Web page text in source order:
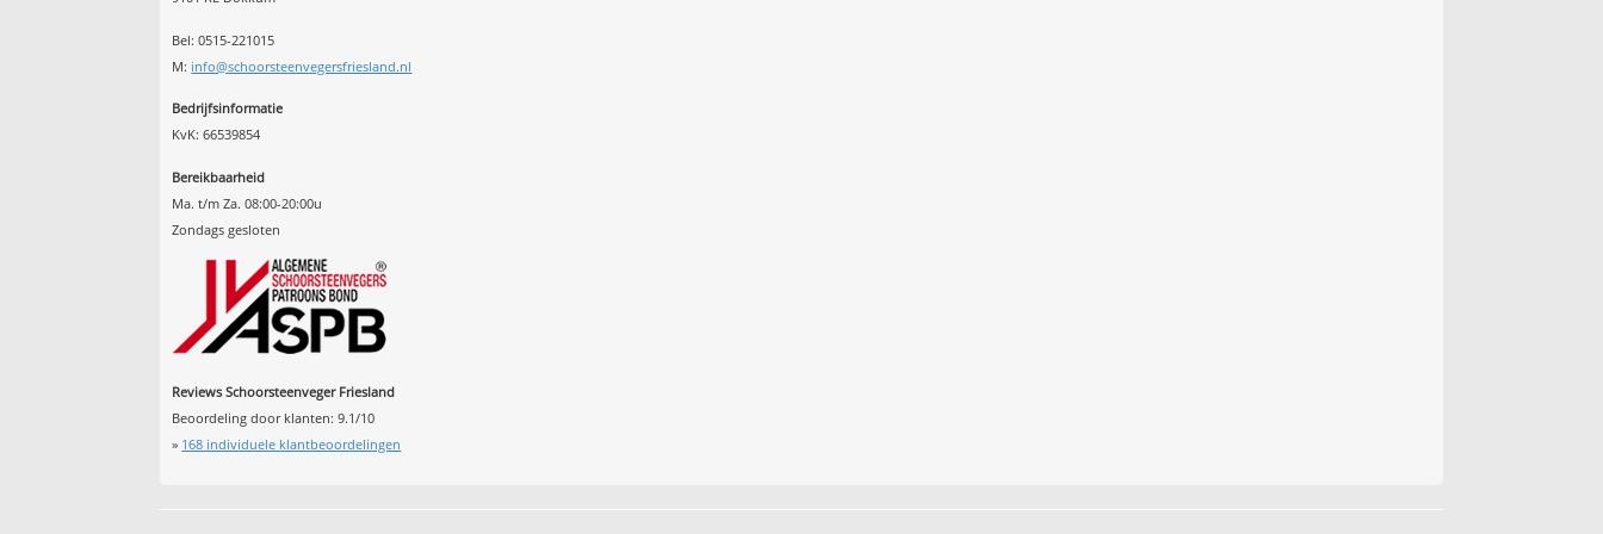
Bel: 0515-221015
M: info@schoorsteenvegersfriesland.nl
Bedrijfsinformatie
KvK: 66539854
Bereikbaarheid
Ma. t/m Za. 08:00-20:00u
Zondags gesloten
Reviews Schoorsteenveger Friesland
Beoordeling door klanten:9.1/10
» 168 individuele klantbeoordelingen